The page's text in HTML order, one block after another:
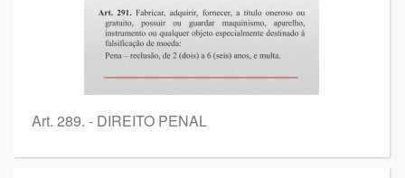
Art. 289. - DIREITO PENAL